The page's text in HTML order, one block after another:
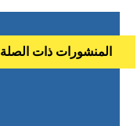
المنشورات ذات الصلة